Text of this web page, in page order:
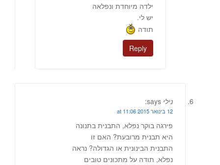
ילדה מיוחדת ונפלאה
יש לי.
תודה
Reply
נילי says:
12 בינואר 2015 at 11:06
פירגה בוקר נפלא, התבנית בתנונה
היא תבנית מרובעת? האם זו
התבנית הבינונית או הגדולה? נראה
נפלא, תודה על מתכונים טובים